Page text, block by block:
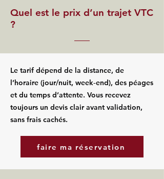
Quel est le prix d’un trajet VTC
?
Le tarif dépend de la distance, de
l’horaire (jour/nuit, week‑end), des péages
et du temps d’attente. Vous recevez
toujours un devis clair avant validation,
sans frais cachés.
faire ma réservation